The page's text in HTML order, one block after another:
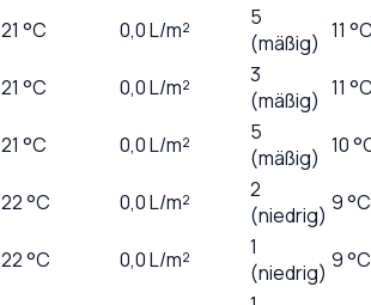
21 °C 0,0L/m²
5
(mäßig) 11
21 °C 0,0L/m²
3
(mäßig) 11
21 °C 0,0L/m²
5
(mäßig) 10
22°C 0,0L/m²
2
(niedrig) 9 °C
22°C 0,0L/m²
1
(niedrig) 9 °C